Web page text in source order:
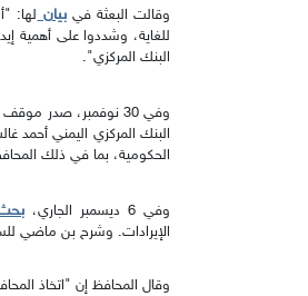
وقالت البعثة فيبيان لها:
للغاية، وشددوا على أهمية
البنك المركزي".
وفي 30 نوفمبر، صدر موقف غربي آخر داعم لقيادة البنك المركزي.
البنك المركزي اليمني أحمد
الحكومية، بما في ذلك
وفي 6 ديسمبر الجاري،
الإيرادات. وشرح بن ماضي
وقال المحافظ إن "اتخاذ